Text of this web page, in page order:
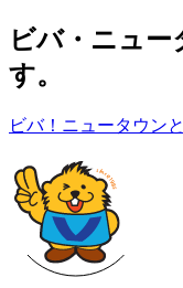
ビバ・ニュー
す。
ビバ！ニュータウン